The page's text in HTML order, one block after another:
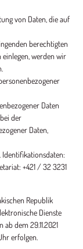
von Daten, die auf
berechtigten
werden wir
Daten
der
Daten,
Identifikationsdaten:
+421 / 32 3231
Republik
Dienste
dem 29.11.2021
erfolgen.